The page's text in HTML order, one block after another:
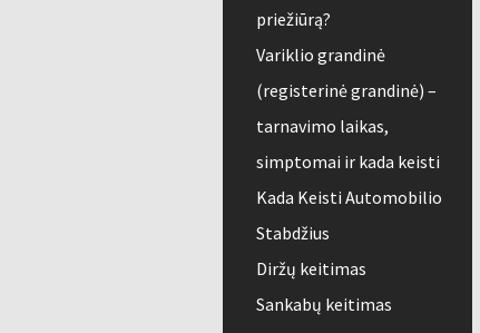
priežiūrą?
Variklio grandinė
(registerinė grandinė) –
tarnavimo laikas,
simptomai ir kada keisti
Kada Keisti Automobilio
Stabdžius
Diržų keitimas
Sankabų keitimas